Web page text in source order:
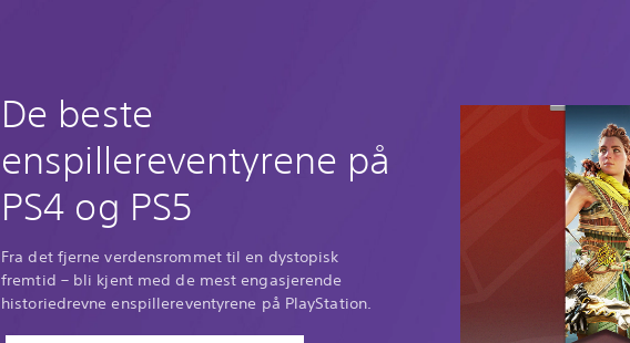
De beste
enspillereventyrene på
PS4 og PS5
Fra det fjerne verdensrommet til en dystopisk
fremtid – bli kjent med de mest engasjerende
historiedrevne enspillereventyrene på PlayStation.